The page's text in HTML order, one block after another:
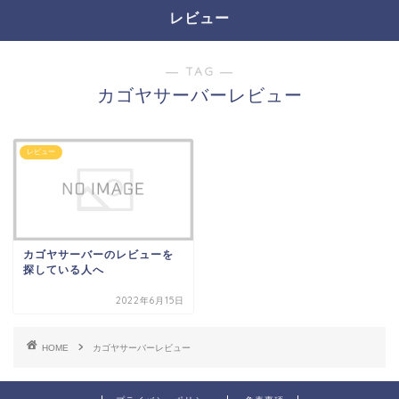
レビュー
― TAG ―
カゴヤサーバーレビュー
レビュー
カゴヤサーバーのレビューを
探している人へ
2022年6月15日
HOME カゴヤサーバーレビュー